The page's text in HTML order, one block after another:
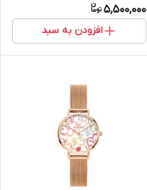
5,500,000
افزودن به سبد